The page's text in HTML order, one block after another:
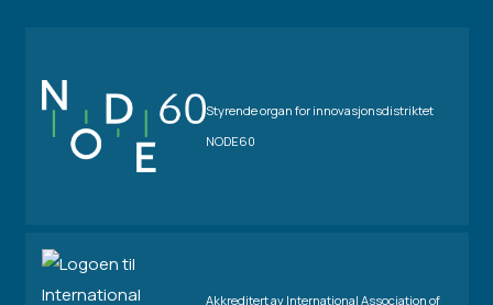
Styrende organ for innovasjonsdistriktet
NODE60
Akkreditert av International Association of